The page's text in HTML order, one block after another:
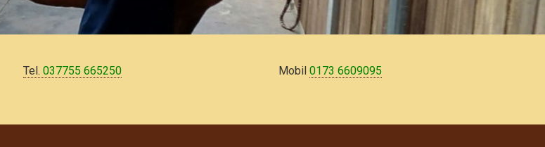
Tel. 037755 665250 Mobil 0173 6609095